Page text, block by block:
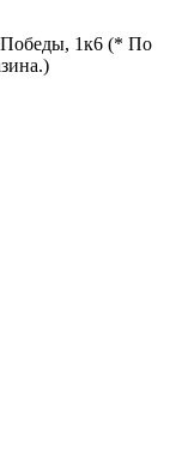
Победы, 1к6 (* По